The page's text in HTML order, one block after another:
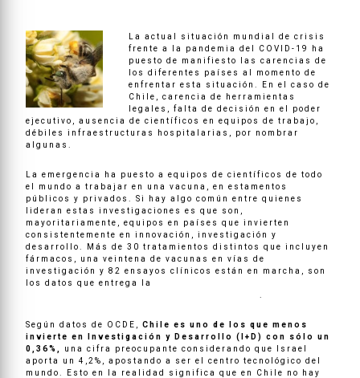
La actual situación mundial de crisis
frente a la pandemia del COVID-19 ha
puesto de manifiesto las carencias de
los diferentes países al momento de
enfrentar esta situación. En el caso de
Chile, carencia de herramientas
legales, falta de decisión en el poder
ejecutivo, ausencia de científicos en equipos de trabajo,
débiles infraestructuras hospitalarias, por nombrar
algunas.
La emergencia ha puesto a equipos de científicos de todo
el mundo a trabajar en una vacuna, en estamentos
públicos y privados. Si hay algo común entre quienes
lideran estas investigaciones es que son,
mayoritariamente, equipos en países que invierten
consistentemente en innovación, investigación y
desarrollo. Más de 30 tratamientos distintos que incluyen
fármacos, una veintena de vacunas en vías de
investigación y 82 ensayos clínicos están en marcha, son
los datos que entrega la
Según datos de OCDE, Chile es uno de los que menos
invierte en Investigación y Desarrollo (I+D) con sólo un
0,36%,
una cifra preocupante considerando que Israel
aporta un 4,2%, apostando a ser el centro tecnológico del
mundo. Esto en la realidad significa que en Chile no hay